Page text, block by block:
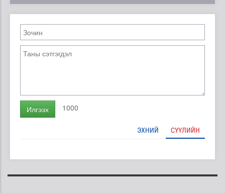
Илгээх 1000
ЭХНИЙ СҮҮЛИЙН